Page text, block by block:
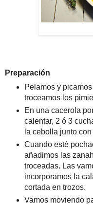
Preparación
Pelamos y
troceamos los
En una cacerola
calentar, 2 ó 3
la cebolla junto
Cuando esté
añadimos las
troceadas. Las
incorporamos la
cortada en trozos.
Vamos moviendo